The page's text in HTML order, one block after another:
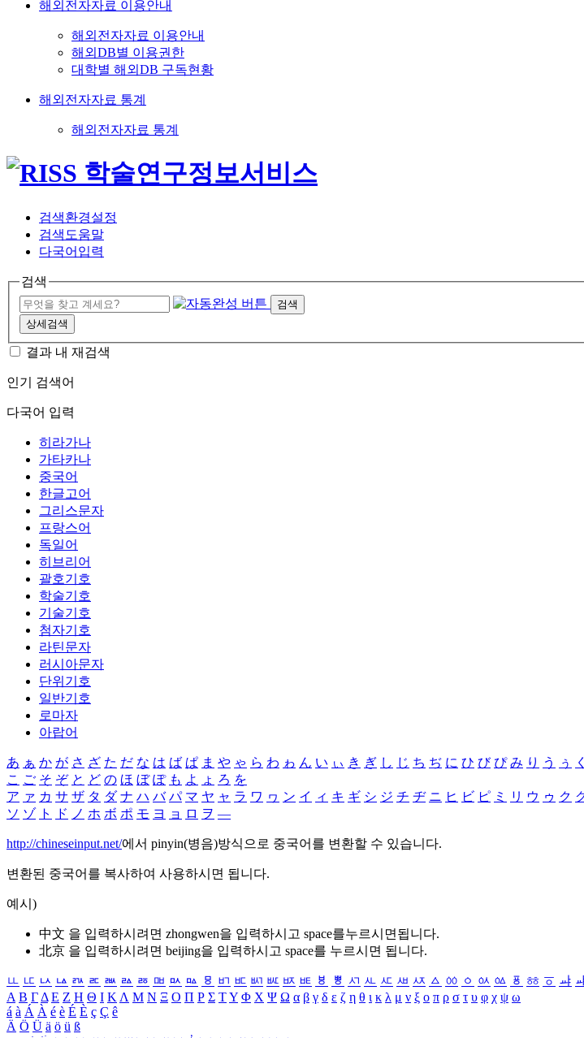
해외전자자료 이용안내
해외전자자료 이용안내
해외DB별 이용권한
대학별 해외DB 구독현황
해외전자자료 통계
해외전자자료 통계
검색환경설정
검색도움말
다국어입력
검색
검색
상세검색
결과 내 재검색
인기 검색어
다국어 입력
히라가나
가타카나
중국어
한글고어
그리스문자
프랑스어
독일어
히브리어
괄호기호
학술기호
기술기호
첨자기호
라틴문자
러시아문자
단위기호
일반기호
로마자
아랍어
あ ぁ か が さ ざ た だ な は ば ぱ ま や ゃ ら わ ゎ ん い ぃ き ぎ し じ ち ぢ に ひ び ぴ み り う ぅ く
こ ご そ ぞ と ど の ほ ぼ ぽ も よ ょ ろ を
ア ァ カ サ ザ タ ダ ナ ハ バ パ マ ヤ ャ ラ ワ ヮ ン イ ィ キ ギ シ ジ チ ヂ ニ ヒ ビ ピ ミ リ ウ ゥ ク
ソ ゾ ト ド ノ ホ ボ ポ モ ヨ ョ ロ ヲ ―
http://chineseinput.net/에서 pinyin(병음)방식으로 중국어를 변환할 수 있습니다.
변환된 중국어를 복사하여 사용하시면 됩니다.
예시)
中文 을 입력하시려면 zhongwen을 입력하시고 space를누르시면됩니다.
北京 을 입력하시려면 beijing을 입력하시고 space를 누르시면 됩니다.
ㅥ ㅦ ㅧ ㅨ ㅩ ㅪ ㅫ ㅬ ㅭ ㅮ ㅯ ㅰ ㅱ ㅲ ㅳ ㅴ ㅵ ㅶ ㅷ ㅸ ㅹ ㅺ ㅻ ㅼ ㅽ ㅾ ㅿ ㆀ ㆁ ㆂ ㆃ ㆄ ㆅ ㆆ ㆇ
Α Β ΓΔ Ε Ζ Η Θ Ι ΚΛ Μ Ν Ξ Ο Π Ρ Σ ΤΥ Φ Χ Ψ Ω α β γ δ ε ζ η θ ι κ λ μ ν ξ ο π ρ σ τ υ φ χ ψ ω
á à Á À é è É È ç Ç ê
Ä Ö Ü ä ö ü ß